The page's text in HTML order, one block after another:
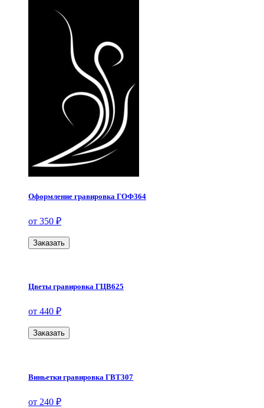
Оформление гравировка ГОФ364
от 350 ₽
Заказать
Цветы гравировка ГЦВ625
от 440 ₽
Заказать
Виньетки гравировка ГВТ307
от 240 ₽